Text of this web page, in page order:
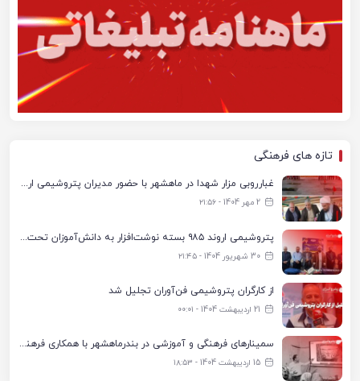
تازه های فرهنگی
غبارروبی مزار شهدا در ماهشهر با حضور مدیران پتروشیمی اروند و مسئولان شهری
2 مهر 1404 - ۲۱:۵۶
پتروشیمی اروند ۹۸۵ بسته نوشت‌افزار به دانش‌آموزان تحت پوشش کمیته امداد بندرماهشهر اهدا کرد
30 شهریور 1404 - ۲۱:۴۵
از کارگران پتروشیمی فن‌آوران تجلیل شد
21 اردیبهشت 1404 - ۰۰:۰۱
سمینارهای فرهنگی و آموزشی در بندرماهشهر با همکاری فرهنگ‌سرای پتروشیمی مارون
15 اردیبهشت 1404 - ۱۸:۵۳